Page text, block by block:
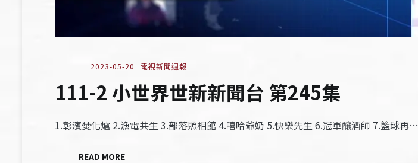
2023-05-20 電視新聞週報
111-2 小世界世新新聞台 第245集
1.彰濱焚化爐 2.漁電共生 3.部落照相館 4.嘻哈爺奶 5.快樂先生 6.冠軍釀酒師 7.籃球再…
READ MORE